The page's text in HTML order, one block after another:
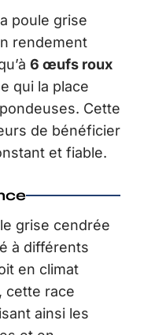
poule grise
rendement
6 œufs roux
qui la place
Cette
de bénéficier
et fiable.
grise cendrée
à différents
en climat
cette race
ainsi les